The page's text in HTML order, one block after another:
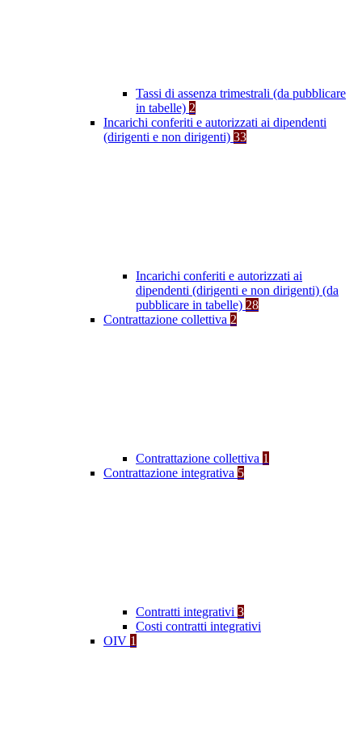
Tassi di assenza trimestrali (da pubblicare
in tabelle) 2
Incarichi conferiti e autorizzati ai dipendenti
(dirigenti e non dirigenti) 33
Incarichi conferiti e autorizzati ai
dipendenti (dirigenti e non dirigenti) (da
pubblicare in tabelle) 28
Contrattazione collettiva 2
Contrattazione collettiva 1
Contrattazione integrativa 5
Contratti integrativi 3
Costi contratti integrativi
OIV 1